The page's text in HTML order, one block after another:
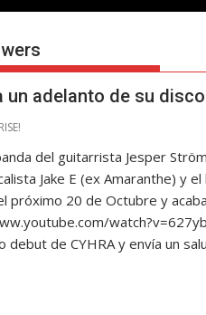
un adelanto de su
RISE!
del guitarrista Jesper
Jake E (ex Amaranthe) y
próximo 20 de Octubre y
debut de CYHRA y envía un